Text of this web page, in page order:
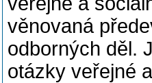
věnovaná
odborných děl.
otázky veřejné